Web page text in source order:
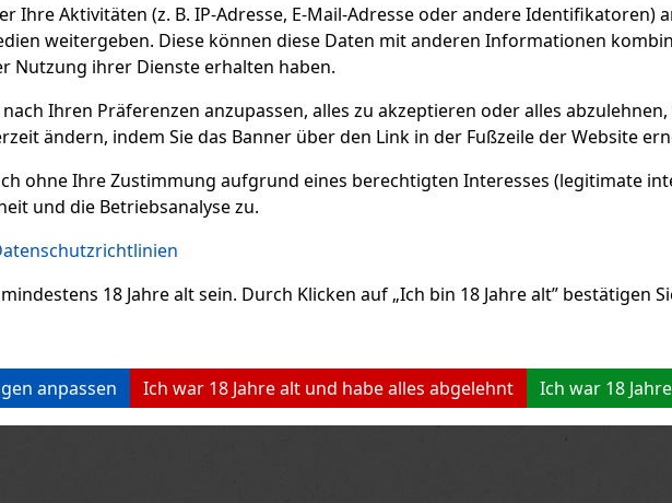
Aktivitäten (z. B. IP-Adresse, E-Mail-Adresse oder andere Identifikatoren)
weitergeben. Diese können diese Daten mit anderen Informationen
Nutzung ihrer Dienste erhalten haben.
Ihren Präferenzen anzupassen, alles zu akzeptieren oder alles
ändern, indem Sie das Banner über den Link in der Fußzeile der Website
ohne Ihre Zustimmung aufgrund eines berechtigten Interesses (legitimate
und die Betriebsanalyse zu.
18 Jahre alt sein. Durch Klicken auf „Ich bin 18 Jahre alt” bestätigen
anpassen Ich war 18 Jahre alt und habe alles abgelehnt Ich war 18
€ ohne VAT 45 €
Bestellen
2.47€ ohne VAT 2.99 € 2.47€ ohne VAT
PreviousNext